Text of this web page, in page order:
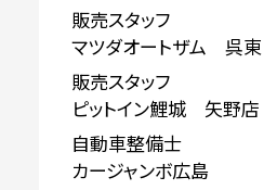
販売スタッフ
マツダオートザム 呉東
販売スタッフ
ピットイン鯉城 矢野店
自動車整備士
カージャンボ広島